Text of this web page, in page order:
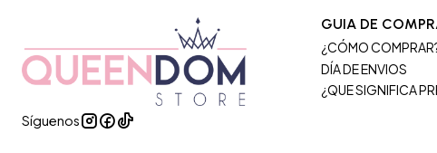
Síguenos
GUIA DE
¿CÓMO
DÍA DE ENVIOS
¿QUE SIGNIFICA